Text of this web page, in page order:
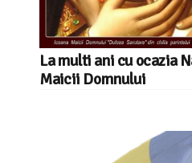
La multi ani cu ocazia
Maicii Domnului